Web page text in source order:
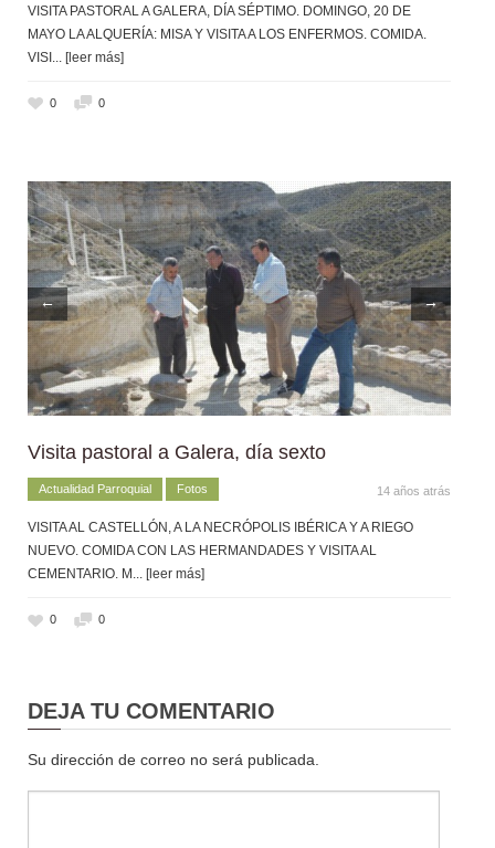
VISITA PASTORAL A GALERA, DÍA SÉPTIMO. DOMINGO, 20 DE
MAYO LA ALQUERÍA: MISA Y VISITA A LOS ENFERMOS. COMIDA.
VISI ... [leer más]
0 0
← →
Visita pastoral a Galera, día sexto
Actualidad Parroquial Fotos 14 años atrás
VISITA AL CASTELLÓN, A LA NECRÓPOLIS IBÉRICA Y A RIEGO
NUEVO. COMIDA CON LAS HERMANDADES Y VISITA AL
CEMENTARIO. M ... [leer más]
0 0
DEJA TU COMENTARIO
Su dirección de correo no será publicada.